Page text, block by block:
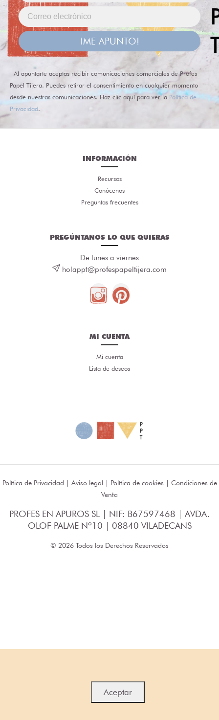
¡ME APUNTO!
Al apuntarte aceptas recibir comunicaciones comerciales de Profes
Papel Tijera. Puedes retirar el consentimiento en cualquier momento
desde nuestras comunicaciones. Haz clic aquí para ver la Política de
Privacidad.
INFORMACIÓN
Recursos
Conócenos
Preguntas frecuentes
PREGÚNTANOS LO QUE QUIERAS
De lunes a viernes
holappt@profespapeltijera.com
MI CUENTA
Mi cuenta
Lista de deseos
Política de Privacidad | Aviso legal| Política de cookies | Condiciones de
Venta
PROFES EN APUROS SL | NIF: B67597468 | AVDA.
OLOF PALME Nº10 | 08840 VILADECANS
© 2026 Todos los Derechos Reservados
Aceptar